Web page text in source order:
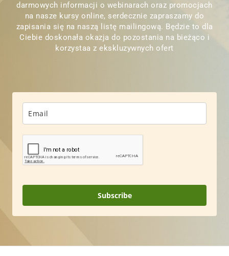
darmowych informacji o webinarach oraz promocjach
na nasze kursy online, serdecznie zapraszamy do
zapisania się na naszą listę mailingową. Będzie to dla
Ciebie doskonała okazja do pozostania na bieżąco i
korzystaa z ekskluzywnych ofert
Subscribe